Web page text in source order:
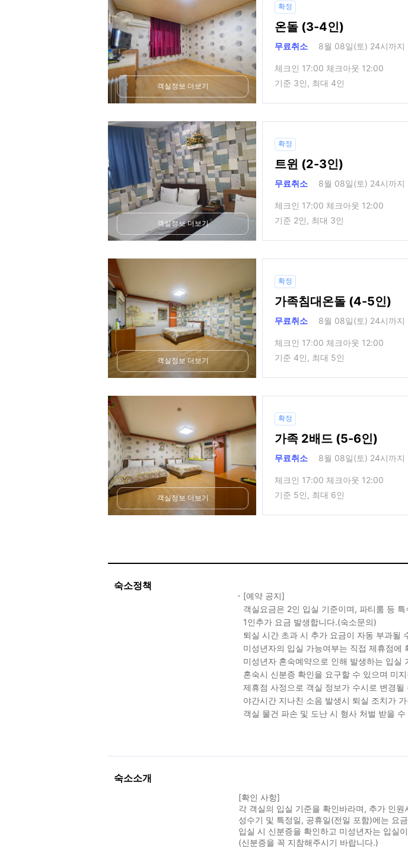
객실정보 더보기
확정
온돌 (3-4인)
무료취소 8월 08일(토) 24시까지
체크인 17:00 체크아웃 12:00
기준 3인, 최대 4인
객실정보 더보기
확정
트윈 (2-3인)
무료취소 8월 08일(토) 24시까지
체크인 17:00 체크아웃 12:00
기준 2인, 최대 3인
객실정보 더보기
확정
가족침대온돌 (4-5인)
무료취소 8월 08일(토) 24시까지
체크인 17:00 체크아웃 12:00
기준 4인, 최대 5인
객실정보 더보기
확정
가족 2배드 (5-6인)
무료취소 8월 08일(토) 24시까지
체크인 17:00 체크아웃 12:00
기준 5인, 최대 6인
숙소정책
[예약 공지]
객실요금은 2인 입실 기준이며, 파티룸 등
1인추가 요금 발생합니다.(숙소문의)
퇴실 시간 초과 시 추가 요금이 자동 부과될
미성년자의 입실 가능여부는 직접 제휴점에
미성년자 혼숙예약으로 인해 발생하는 입실
혼숙시 신분증 확인을 요구할 수 있으며 미
제휴점 사정으로 객실 정보가 수시로 변경
야간시간 지나친 소음 발생시 퇴실 조치가
객실 물건 파손 및 도난 시 형사 처벌 받을 수
숙소소개
[확인 사항]
각 객실의 입실 기준을 확인바라며, 추가 인
성수기 및 특정일, 공휴일(전일 포함)에는 요
입실 시 신분증을 확인하고 미성년자는 입실
(신분증을 꼭 지참해주시기 바랍니다.)